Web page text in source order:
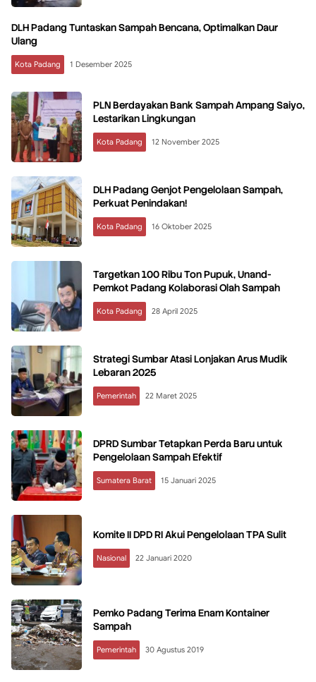
DLH Padang Tuntaskan Sampah Bencana, Optimalkan Daur
Ulang
Kota Padang 1 Desember 2025
PLN Berdayakan Bank Sampah Ampang Saiyo,
Lestarikan Lingkungan
Kota Padang 12 November 2025
DLH Padang Genjot Pengelolaan Sampah,
Perkuat Penindakan!
Kota Padang 16 Oktober 2025
Targetkan 100 Ribu Ton Pupuk, Unand-
Pemkot Padang Kolaborasi Olah Sampah
Kota Padang 28 April 2025
Strategi Sumbar Atasi Lonjakan Arus Mudik
Lebaran 2025
Pemerintah 22 Maret 2025
DPRD Sumbar Tetapkan Perda Baru untuk
Pengelolaan Sampah Efektif
Sumatera Barat 15 Januari 2025
Komite II DPD RI Akui Pengelolaan TPA Sulit
Nasional 22 Januari 2020
Pemko Padang Terima Enam Kontainer
Sampah
Pemerintah 30 Agustus 2019